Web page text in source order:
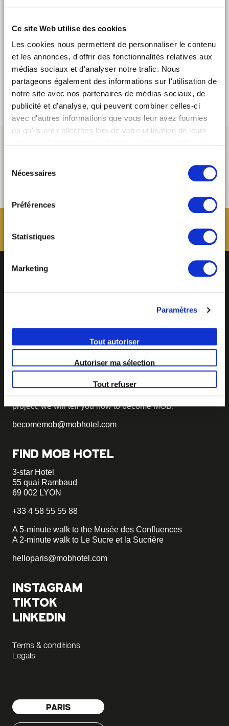
Ce site Web utilise des cookies
Les cookies nous permettent de personnaliser le contenu
et les annonces, d'offrir des fonctionnalités relatives aux
médias sociaux et d'analyser notre trafic. Nous
partageons également des informations sur l'utilisation de
notre site avec nos partenaires de médias sociaux, de
publicité et d'analyse, qui peuvent combiner celles-ci
avec d'autres informations que vous leur avez fournies
ou qu'ils ont collectées lors de votre utilisation de leurs
cliquant sur « tout autoriser » ; vous refusez ce dépôt de
cookies (sauf cookies nécessaires) en cliquant sur « tout
paramétrer vos choix en fonction de la finalité des
autoriser ma sélection ». Vous pouvez retirer votre
consentement à tout moment via notre outil de
relative aux cookies sous l’onglet « mentions légales ».
Nécessaires
Préférences
Statistiques
Marketing
Paramètres
Tout autoriser
Autoriser ma sélection
Tout refuser
FROM MOB, WITH LOVE
Offer reserved for individual customers (excluding groups), can
not be combined with other benefits or special offers.
BOOK NOW
BECOME MOB
MOB HOTEL is growing into a cooperative movement
If you want to create your own MOB HOTEL and belong
to our movement,just write to us and tell us about your
project, we will tell you how to become MOB.
becomemob@mobhotel.com
FIND MOB HOTEL
3-star Hotel
55 quai Rambaud
69 002 LYON
+33 4 58 55 55 88
A 5-minute walk to the Musée des Confluences
A 2-minute walk to Le Sucre et la Sucrière
helloparis@mobhotel.com
INSTAGRAM
TIKTOK
LINKEDIN
Terms & conditions
Legals
PARIS